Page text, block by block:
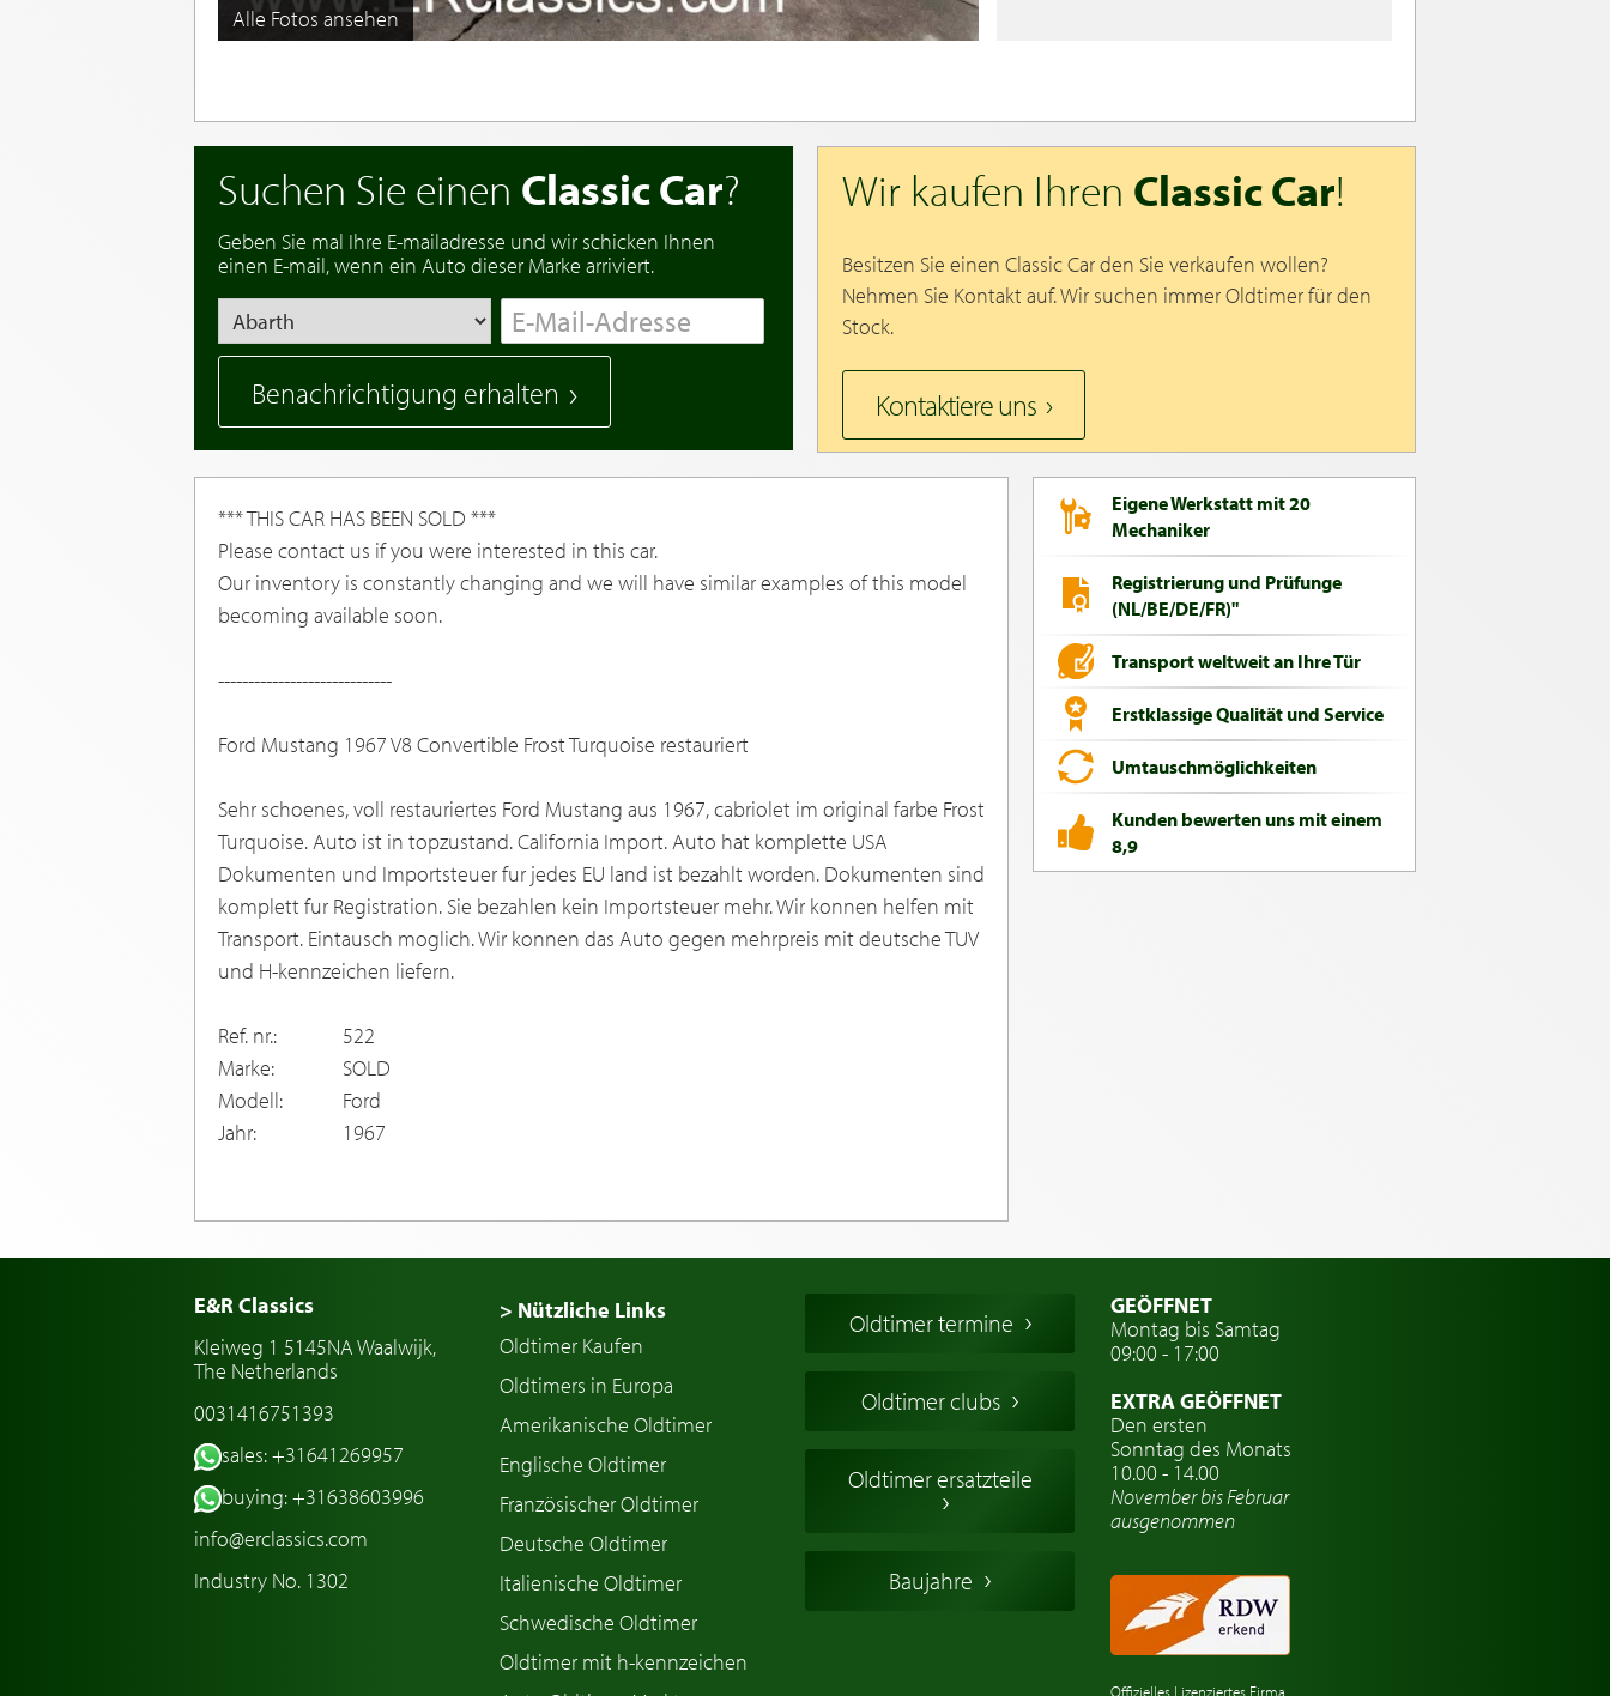
Alle Fotos ansehen
Suchen Sie einen Classic Car?
Geben Sie mal Ihre E-mailadresse und wir schicken Ihnen
einen E-mail, wenn ein Auto dieser Marke arriviert.
Benachrichtigung erhalten
Wir kaufen Ihren Classic Car!
Besitzen Sie einen Classic Car den Sie verkaufen wollen?
Nehmen Sie Kontakt auf. Wir suchen immer Oldtimer für den
Stock.
Kontaktiere uns
*** THIS CAR HAS BEEN SOLD ***
Please contact us if you were interested in this car.
Our inventory is constantly changing and we will have similar examples of this model
becoming available soon.
-----------------------------
Ford Mustang 1967 V8 Convertible Frost Turquoise restauriert
Sehr schoenes, voll restauriertes Ford Mustang aus 1967, cabriolet im original farbe Frost
Turquoise. Auto ist in topzustand. California Import. Auto hat komplette USA
Dokumenten und Importsteuer fur jedes EU land ist bezahlt worden. Dokumenten sind
komplett fur Registration. Sie bezahlen kein Importsteuer mehr. Wir konnen helfen mit
Transport. Eintausch moglich. Wir konnen das Auto gegen mehrpreis mit deutsche TUV
und H-kennzeichen liefern.
Ref. nr.:
522
Marke:
SOLD
Modell:
Ford
Jahr:
1967
Eigene Werkstatt mit 20
Mechaniker
Registrierung und Prüfunge
(NL/BE/DE/FR)"
Transport weltweit an Ihre Tür
Erstklassige Qualität und Service
Umtauschmöglichkeiten
Kunden bewerten uns mit einem
8,9
E&R Classics
Kleiweg 1 5145NA Waalwijk,
The Netherlands
0031416751393
sales: +31641269957
buying: +31638603996
info@erclassics.com
Industry No. 1302
> Nützliche Links
Oldtimer Kaufen
Oldtimers in Europa
Amerikanische Oldtimer
Englische Oldtimer
Französischer Oldtimer
Deutsche Oldtimer
Italienische Oldtimer
Schwedische Oldtimer
Oldtimer mit h-kennzeichen
Oldtimer termine
Oldtimer clubs
Oldtimer ersatzteile
Baujahre
GEÖFFNET
Montag bis Samtag
09:00 - 17:00
EXTRA GEÖFFNET
Den ersten
Sonntag des Monats
10.00 - 14.00
November bis Februar
ausgenommen
Offizielles Lizenziertes Firma